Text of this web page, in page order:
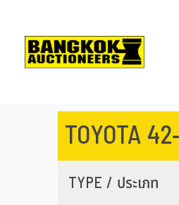
TOYOTA
TYPE / ประเภท